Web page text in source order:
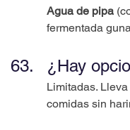
Agua de pipa
fermentada
¿Hay
Limitadas.
comidas sin